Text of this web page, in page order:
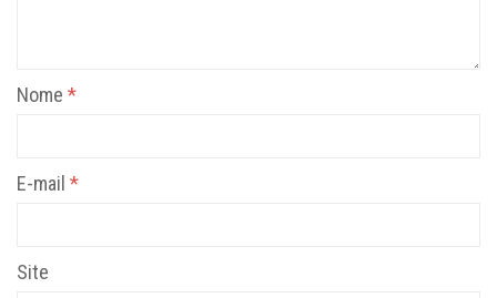
Nome *
E-mail *
Site